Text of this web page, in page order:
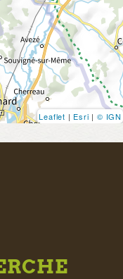
Leaflet | Esri | © IGN